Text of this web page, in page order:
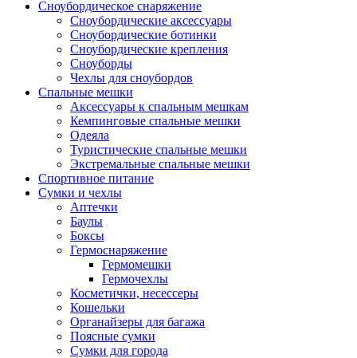
Сноубордическое снаряжение
Сноубордические аксессуары
Сноубордические ботинки
Сноубордические крепления
Сноуборды
Чехлы для сноубордов
Спальные мешки
Аксессуары к спальным мешкам
Кемпинговые спальные мешки
Одеяла
Туристические спальные мешки
Экстремальные спальные мешки
Спортивное питание
Сумки и чехлы
Аптечки
Баулы
Боксы
Гермоснаряжение
Гермомешки
Гермочехлы
Косметички, несессеры
Кошельки
Органайзеры для багажа
Поясные сумки
Сумки для города